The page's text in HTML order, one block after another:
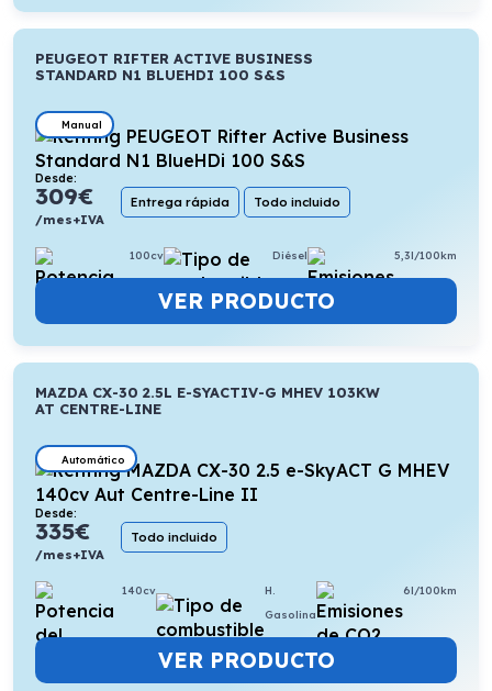
PEUGEOT RIFTER ACTIVE BUSINESS
STANDARD N1 BLUEHDI 100 S&S
Manual
Desde:
309€
/mes+IVA
Entrega rápida Todo incluido
100cv Diésel 5,3l/100km
VER PRODUCTO
MAZDA CX-30 2.5L E-SYACTIV-G MHEV 103KW
AT CENTRE-LINE
Automático
Desde:
335€
/mes+IVA
Todo incluido
140cv
H.
Gasolina
6l/100km
VER PRODUCTO